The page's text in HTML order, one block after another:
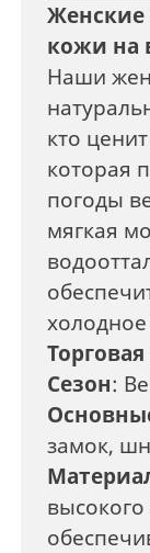
Женские
кожи на
Наши
кто
которая
погоды
мягкая
Сезон:
замок,
высокого